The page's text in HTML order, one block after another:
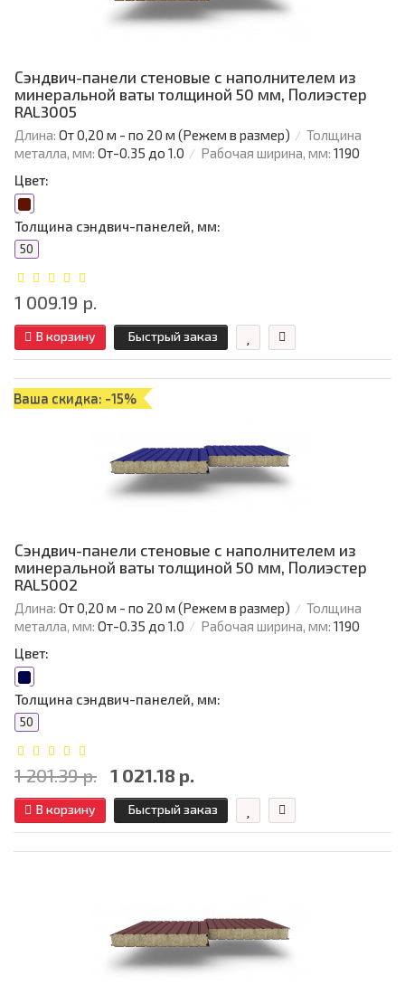
Сэндвич-панели стеновые с наполнителем из
минеральной ваты толщиной 50 мм, Полиэстер
RAL3005
Длина: От 0,20 м - по 20 м (Режем в размер)
Толщина
металла, мм: От-0.35 до 1.0 Рабочая ширина, мм: 1190
Цвет:
Толщина сэндвич-панелей, мм:
50
1 009.19 р.
В корзину Быстрый заказ
Ваша скидка: -15%
Сэндвич-панели стеновые с наполнителем из
минеральной ваты толщиной 50 мм, Полиэстер
RAL5002
Длина: От 0,20 м - по 20 м (Режем в размер)
Толщина
металла, мм: От-0.35 до 1.0 Рабочая ширина, мм: 1190
Цвет:
Толщина сэндвич-панелей, мм:
50
1 201.39 р. 1 021.18 р.
В корзину Быстрый заказ